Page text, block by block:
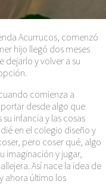
Acurrucos, comenzó
hijo llegó dos meses
dejarlo y volver a su
comienza a
desde algo que
infancia y las cosas
en el colegio diseño y
pero coser qué, algo
imaginación y jugar,
Así nace la idea de
ahora último los